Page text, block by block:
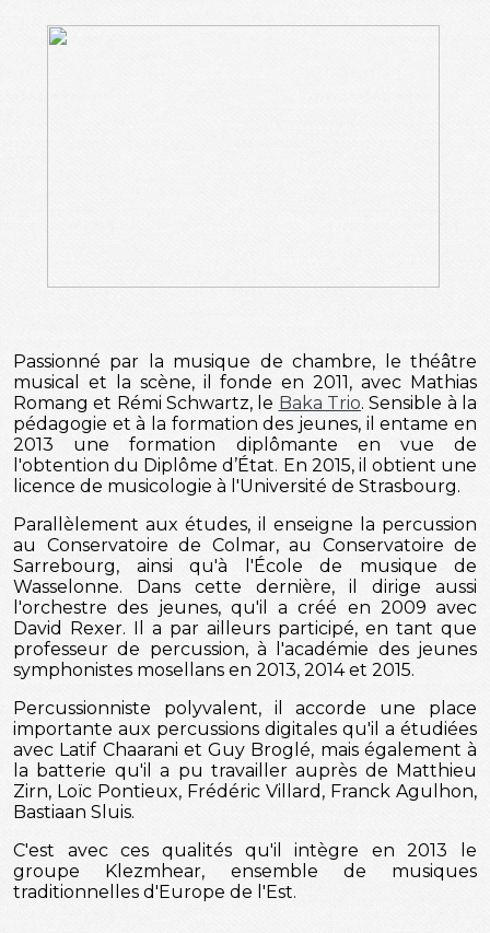
Passionné par la musique de chambre, le théâtre
musical et la scène, il fonde en 2011, avec Mathias
Romang et Rémi Schwartz, le Baka Trio. Sensible à la
pédagogie et à la formation des jeunes, il entame en
2013 une formation diplômante en vue de
l'obtention du Diplôme d’État. En 2015, il obtient une
licence de musicologie à l'Université de Strasbourg.
Parallèlement aux études, il enseigne la percussion
au Conservatoire de Colmar, au Conservatoire de
Sarrebourg, ainsi qu'à l'École de musique de
Wasselonne. Dans cette dernière, il dirige aussi
l'orchestre des jeunes, qu'il a créé en 2009 avec
David Rexer. Il a par ailleurs participé, en tant que
professeur de percussion, à l'académie des jeunes
symphonistes mosellans en 2013, 2014 et 2015.
Percussionniste polyvalent, il accorde une place
importante aux percussions digitales qu'il a étudiées
avec Latif Chaarani et Guy Broglé, mais également à
la batterie qu'il a pu travailler auprès de Matthieu
Zirn, Loïc Pontieux, Frédéric Villard, Franck Agulhon,
Bastiaan Sluis.
C'est avec ces qualités qu'il intègre en 2013 le
groupe Klezmhear, ensemble de musiques
traditionnelles d'Europe de l'Est.